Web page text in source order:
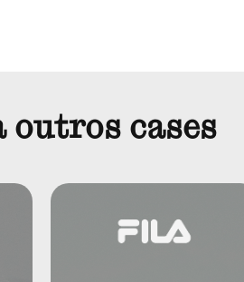
outros cases